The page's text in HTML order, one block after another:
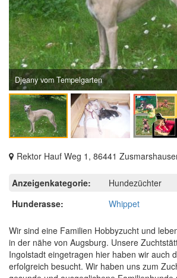
Djeany vom Tempelgarten
Rektor Hauf Weg 1, 86441
Anzeigenkategorie:
Hundezüchter
Hunderasse:
Whippet
Wir sind eine Familien Hobbyzucht und
in der nähe von Augsburg. Unsere
Ingolstadt eingetragen hier haben wir auch
erfolgreich besucht. Wir haben uns zum